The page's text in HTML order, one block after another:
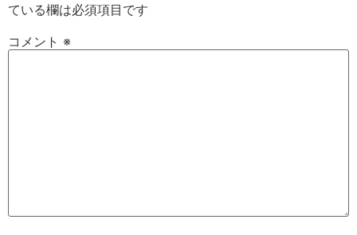
ている欄は必須項目です
コメント ※